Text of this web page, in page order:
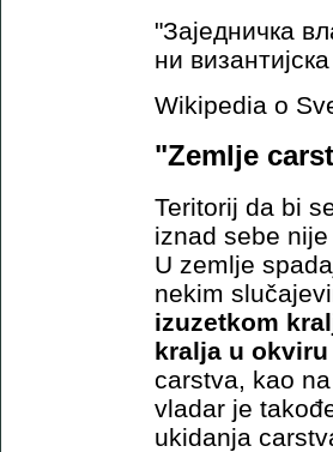
"Заједничка
ни
Wikipedia o
"Zemlje
Teritorij da bi
iznad sebe
U zemlje
nekim
izuzetkom
kralja u
carstva, kao
vladar je
ukidanja